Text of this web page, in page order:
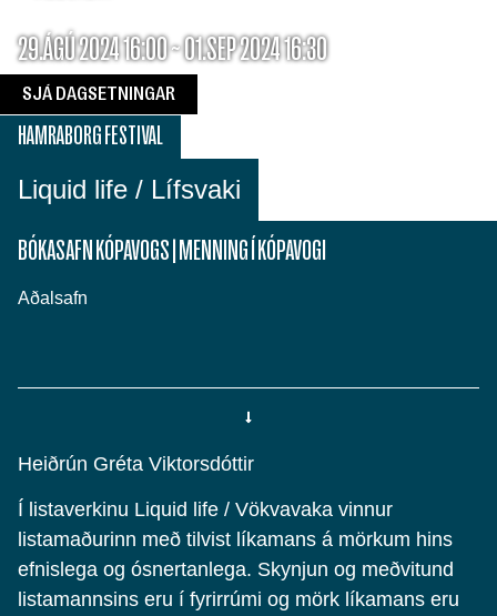
29.ÁGÚ 2024 16:00 ~ 01.SEP 2024 16:30
SJÁ DAGSETNINGAR
Liquid life / Lífsvaki
HAMRABORG FESTIVAL
BÓKASAFN KÓPAVOGS MENNING Í KÓPAVOGI
Aðalsafn
Heiðrún Gréta Viktorsdóttir
Í listaverkinu Liquid life / Vökvavaka vinnur
listamaðurinn með tilvist líkamans á mörkum hins
efnislega og ósnertanlega. Skynjun og meðvitund
listamannsins eru í fyrirrúmi og mörk líkamans eru